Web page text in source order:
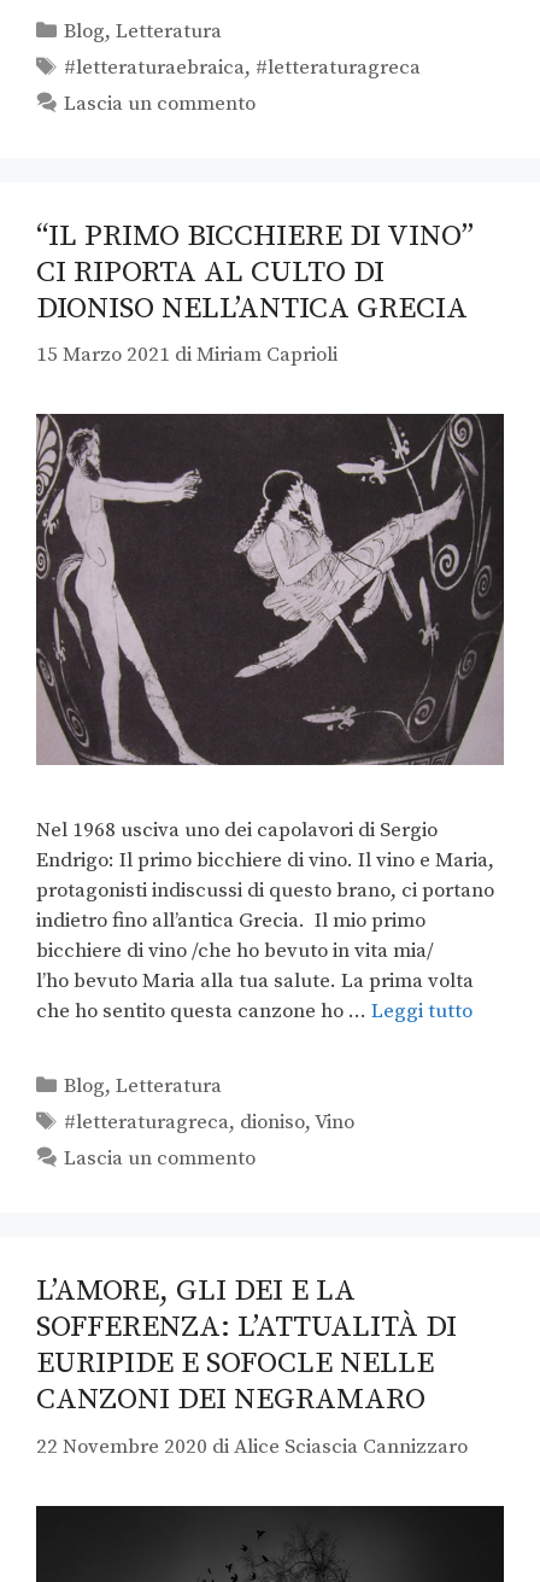
Blog,Letteratura
#letteraturaebraica, #letteraturagreca
Lascia un commento
“IL PRIMO BICCHIERE DI VINO”
CI RIPORTA AL CULTO DI
DIONISO NELL’ANTICA GRECIA
15 Marzo 2021 diMiriam Caprioli
Nel 1968 usciva uno dei capolavori di Sergio
Endrigo: Il primo bicchiere di vino. Il vino e Maria,
protagonisti indiscussi di questo brano, ci portano
indietro fino all’antica Grecia. Il mio primo
bicchiere di vino /che ho bevuto in vita mia/
l’ho bevuto Maria alla tua salute. La prima volta
che ho sentito questa canzone ho … Leggi tutto
Blog,Letteratura
#letteraturagreca, dioniso,Vino
Lascia un commento
L’AMORE, GLI DEI E LA
SOFFERENZA: L’ATTUALITÀ DI
EURIPIDE E SOFOCLE NELLE
CANZONI DEI NEGRAMARO
22 Novembre 2020 diAlice Sciascia Cannizzaro